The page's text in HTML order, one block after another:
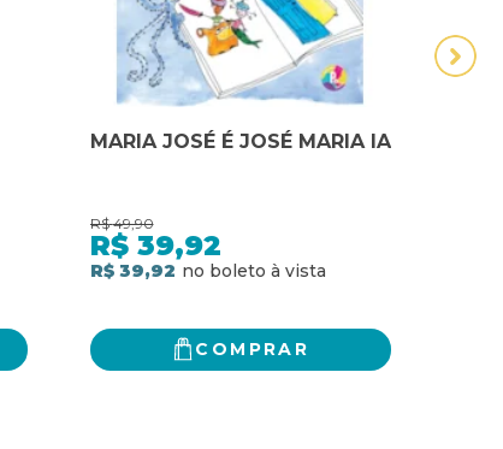
MARIA JOSÉ É JOSÉ MARIA IA
R$ 49,90
R$ 39,92
R$ 39,92
COMPRAR